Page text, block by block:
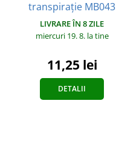
transpirație MB043
LIVRARE ÎN 8 ZILE
miercuri 19. 8. la tine
11,25 lei
DETALII